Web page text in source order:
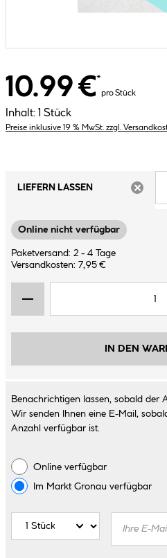
10.99 €*
pro Stück
Inhalt: 1 Stück
Preise inklusive 19 % MwSt. zzgl.
LIEFERN LASSEN
Online nicht verfügbar
Paketversand: 2 - 4 Tage
Versandkosten: 7,95 €
IN DEN
Benachrichtigen lassen, sobald der
Wir senden Ihnen eine E-Mail,
Anzahl verfügbar ist.
Online verfügbar
Im Markt Gronau verfügbar